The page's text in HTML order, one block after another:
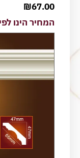
₪67.00
המחיר הינו לפי יחידה: 2.4